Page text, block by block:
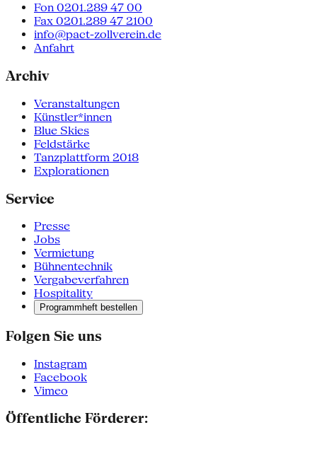
Fon 0201.289 47 00
Fax 0201.289 47 2100
info@pact-zollverein.de
Anfahrt
Archiv
Veranstaltungen
Künstler*innen
Blue Skies
Feldstärke
Tanzplattform 2018
Explorationen
Service
Presse
Jobs
Vermietung
Bühnentechnik
Vergabeverfahren
Hospitality
Programmheft bestellen
Folgen Sie uns
Instagram
Facebook
Vimeo
Öffentliche Förderer: